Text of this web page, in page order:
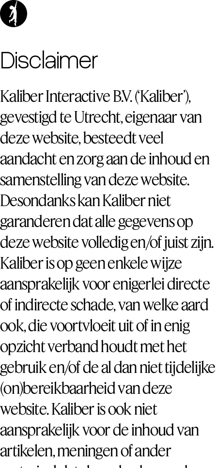
Disclaimer
Kaliber Interactive B.V. (‘Kaliber’),
gevestigd te Utrecht, eigenaar van
deze website, besteedt veel
aandacht en zorg aan de inhoud en
samenstelling van deze website.
Desondanks kan Kaliber niet
garanderen dat alle gegevens op
deze website volledig en/of juist zijn.
Kaliber is op geen enkele wijze
aansprakelijk voor enigerlei directe
of indirecte schade, van welke aard
ook, die voortvloeit uit of in enig
opzicht verband houdt met het
gebruik en/of de al dan niet tijdelijke
(on)bereikbaarheid van deze
website. Kaliber is ook niet
aansprakelijk voor de inhoud van
artikelen, meningen of ander